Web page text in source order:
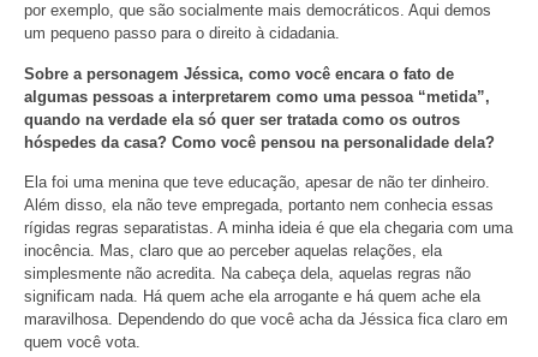
por exemplo, que são socialmente mais democráticos. Aqui demos
um pequeno passo para o direito à cidadania.
Sobre a personagem Jéssica, como você encara o fato de
algumas pessoas a interpretarem como uma pessoa “metida”,
quando na verdade ela só quer ser tratada como os outros
hóspedes da casa? Como você pensou na personalidade dela?
Ela foi uma menina que teve educação, apesar de não ter dinheiro.
Além disso, ela não teve empregada, portanto nem conhecia essas
rígidas regras separatistas. A minha ideia é que ela chegaria com uma
inocência. Mas, claro que ao perceber aquelas relações, ela
simplesmente não acredita. Na cabeça dela, aquelas regras não
significam nada. Há quem ache ela arrogante e há quem ache ela
maravilhosa. Dependendo do que você acha da Jéssica fica claro em
quem você vota.